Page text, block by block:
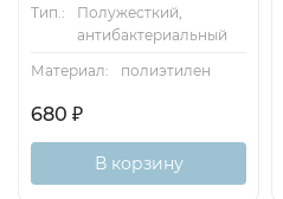
Тип.:
Полужесткий,
антибактериальный
Материал:
полиэтилен
680 ₽
В корзину